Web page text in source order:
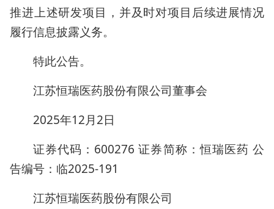
推进上述研发项目，并及时对项目后续进展情况
履行信息披露义务。
特此公告。
江苏恒瑞医药股份有限公司董事会
2025年12月2日
证券代码：600276 证券简称：恒瑞医药 公
告编号：临2025-191
江苏恒瑞医药股份有限公司